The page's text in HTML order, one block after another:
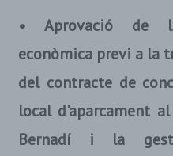
• Aprovació de
econòmica previ a la
del contracte de
local d'aparcament
Bernadí i la